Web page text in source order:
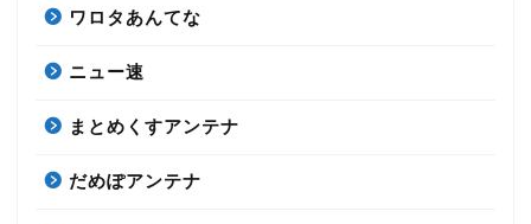
ワロタあんてな
ニュー速
まとめくすアンテナ
だめぽアンテナ